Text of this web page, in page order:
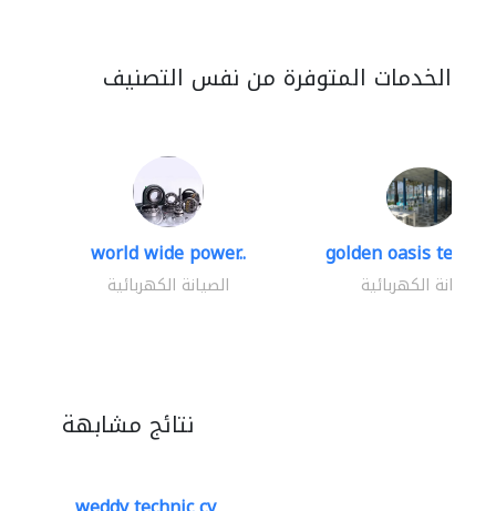
الخدمات المتوفرة من نفس التصنيف
world wide power..
الصيانة الكهربائية
golden oasis
الصيانة الكهربائية
نتائج مشابهة